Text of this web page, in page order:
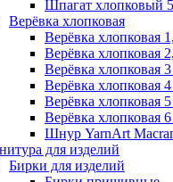
Шпагат хлопковый
Верёвка хлопковая
Верёвка хлопковая
Верёвка хлопковая
Верёвка хлопковая
Верёвка хлопковая
Верёвка хлопковая
Верёвка хлопковая
Шнур YarnArt
для изделий
Бирки для изделий